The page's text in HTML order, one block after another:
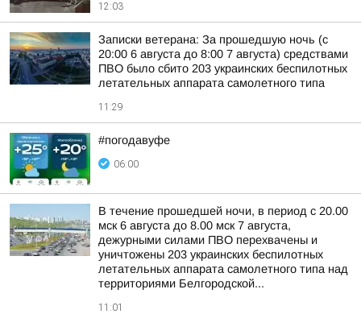
12:03
Записки ветерана: За прошедшую ночь (с
20:00 6 августа до 8:00 7 августа) средствами
ПВО было сбито 203 украинских беспилотных
летательных аппарата самолетного типа
11:29
#погодавуфе
06:00
В течение прошедшей ночи, в период с 20.00
мск 6 августа до 8.00 мск 7 августа,
дежурными силами ПВО перехвачены и
уничтожены 203 украинских беспилотных
летательных аппарата самолетного типа над
территориями Белгородской...
11:01